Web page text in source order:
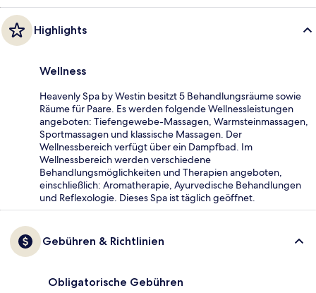
Highlights
Wellness
Heavenly Spa by Westin besitzt 5 Behandlungsräume sowie
Räume für Paare. Es werden folgende Wellnessleistungen
angeboten: Tiefengewebe-Massagen, Warmsteinmassagen,
Sportmassagen und klassische Massagen. Der
Wellnessbereich verfügt über ein Dampfbad. Im
Wellnessbereich werden verschiedene
Behandlungsmöglichkeiten und Therapien angeboten,
einschließlich: Aromatherapie, Ayurvedische Behandlungen
und Reflexologie. Dieses Spa ist täglich geöffnet.
Gebühren & Richtlinien
Obligatorische Gebühren